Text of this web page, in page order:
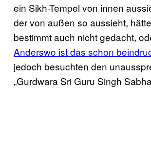
ein Sikh-Tempel von innen
der von außen so aussieht,
bestimmt auch nicht gedacht,
Anderswo ist das schon
jedoch besuchten den
„Gurdwara Sri Guru Singh